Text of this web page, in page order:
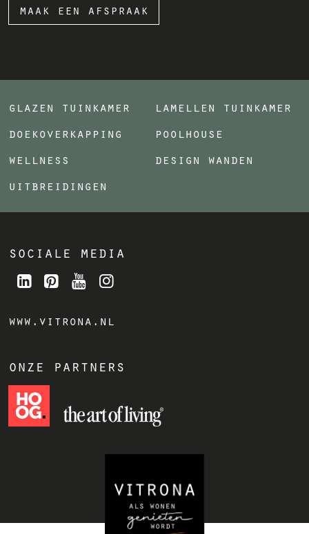
maak een afspraak
glazen tuinkamer
lamellen tuinkamer
doekoverkapping
poolhouse
wellness
design wanden
uitbreidingen
sociale media
www.vitrona.nl
onze partners